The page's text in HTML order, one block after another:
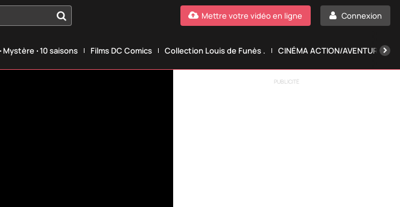
Connexion
Mettre votre vidéo en ligne
Mystère ‧ 10 saisons Films DC Comics Collection Louis de Funès . CINÉMA ACTION/AVENTURE.
PUBLICITÉ